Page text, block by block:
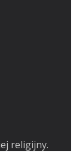
religijny.